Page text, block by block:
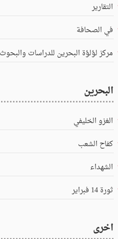
التقارير
في الصحافة
مركز لؤلؤة البحرين للدراسات والبحوث
البحرين
الغزو الخليفي
كفاح الشعب
الشهداء
ثورة 14 فبراير
اخرى